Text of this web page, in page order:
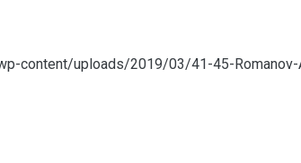
content/uploads/2019/03/41-45-